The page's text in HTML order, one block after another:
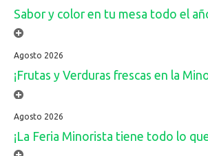
Sabor y color en tu mesa todo el
Agosto 2026
¡Frutas y Verduras frescas en la
Agosto 2026
¡La Feria Minorista tiene todo lo